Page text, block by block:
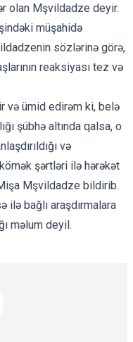
olan Mşvildadze deyir.
müşahidə
sözlərinə görə,
reaksiyası tez və
və ümid edirəm ki, belə
şübhə altında qalsa, o
və
şərtləri ilə hərəkət
Mşvildadze bildirib.
ilə bağlı araşdırmalara
məlum deyil.